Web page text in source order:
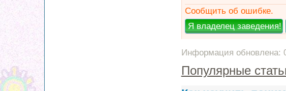
Сообщить об ошибке.
Информация обновлена:
Популярные